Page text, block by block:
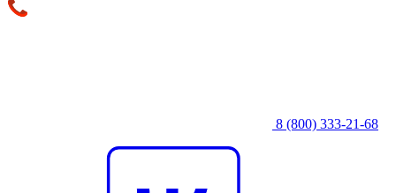
8 (800) 333‑21-68